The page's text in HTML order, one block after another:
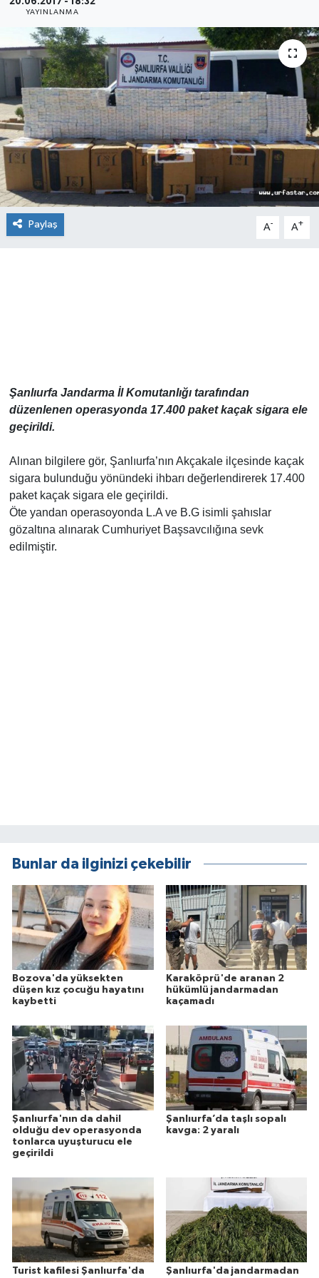
YAYINLANMA
Paylaş A- A+
Şanlıurfa Jandarma İl Komutanlığı tarafından
düzenlenen operasyonda 17.400 paket kaçak sigara ele
geçirildi.
Alınan bilgilere gör, Şanlıurfa’nın Akçakale ilçesinde kaçak
sigara bulunduğu yönündeki ihbarı değerlendirerek 17.400
paket kaçak sigara ele geçirildi.
Öte yandan operasoyonda L.A ve B.G isimli şahıslar
gözaltına alınarak Cumhuriyet Başsavcılığına sevk
edilmiştir.
Bunlar da ilginizi çekebilir
Bozova'da yüksekten
düşen kız çocuğu hayatını
kaybetti
Karaköprü'de aranan 2
hükümlü jandarmadan
kaçamadı
Şanlıurfa'nın da dahil
olduğu dev operasyonda
tonlarca uyuşturucu ele
geçirildi
Şanlıurfa’da taşlı sopalı
kavga: 2 yaralı
Turist kafilesi Şanlıurfa'da
Şanlıurfa'da jandarmadan